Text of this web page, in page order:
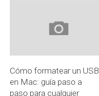
Cómo formatear un USB
en Mac: guía paso a
paso para cualquier